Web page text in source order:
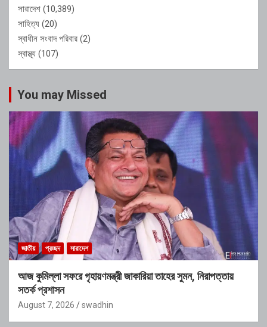
সারাদেশ (10,389)
সাহিত্য (20)
স্বাধীন সংবাদ পরিবার (2)
স্বাস্থ্য (107)
You may Missed
জাতীয় প্রচ্ছদ সারাদেশ
আজ কুমিল্লা সফরে গৃহায়ণমন্ত্রী জাকারিয়া তাহের সুমন, নিরাপত্তায়
সতর্ক প্রশাসন
August 7, 2026 swadhin